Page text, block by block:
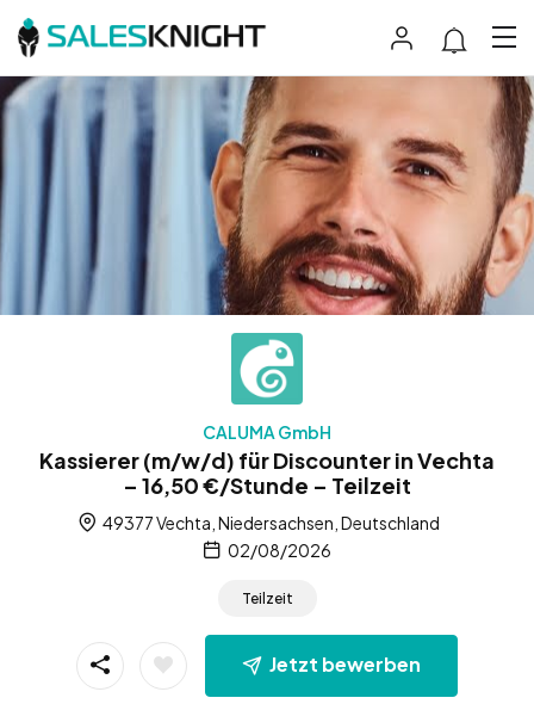
CALUMA GmbH
Kassierer (m/w/d) für Discounter in Vechta
– 16,50 €/Stunde – Teilzeit
49377 Vechta, Niedersachsen, Deutschland
02/08/2026
Teilzeit
Jetzt bewerben